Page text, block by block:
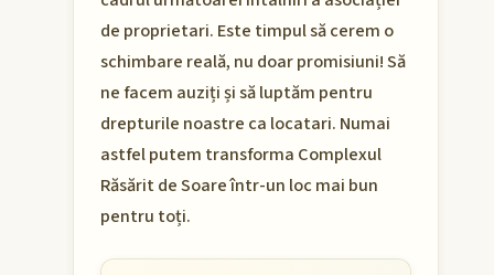
de proprietari. Este timpul să cerem o
schimbare reală, nu doar promisiuni! Să
ne facem auziți și să luptăm pentru
drepturile noastre ca locatari. Numai
astfel putem transforma Complexul
Răsărit de Soare într-un loc mai bun
pentru toți.